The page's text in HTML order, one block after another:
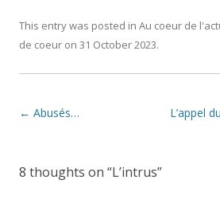
This entry was posted in Au coeur de
de coeur on 31 October 2023.
Post navigation
← Abusés… L’appel
8 thoughts on “L’intrus”